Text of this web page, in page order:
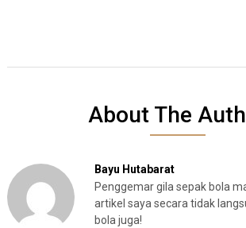
About The
Bayu Hutabarat
Penggemar gila sepak bola
artikel saya secara tidak
bola juga!